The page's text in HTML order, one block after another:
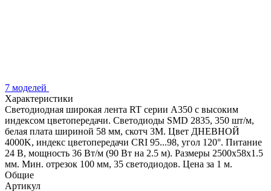
7 моделей
Характеристики
Светодиодная широкая лента RT серии A350 с высоким
индексом цветопередачи. Светодиоды SMD 2835, 350 шт/м,
белая плата шириной 58 мм, скотч 3М. Цвет ДНЕВНОЙ
4000K, индекс цветопередачи CRI 95...98, угол 120°. Питание
24 В, мощность 36 Вт/м (90 Вт на 2.5 м). Размеры 2500х58х1.5
мм. Мин. отрезок 100 мм, 35 светодиодов. Цена за 1 м.
Общие
Артикул